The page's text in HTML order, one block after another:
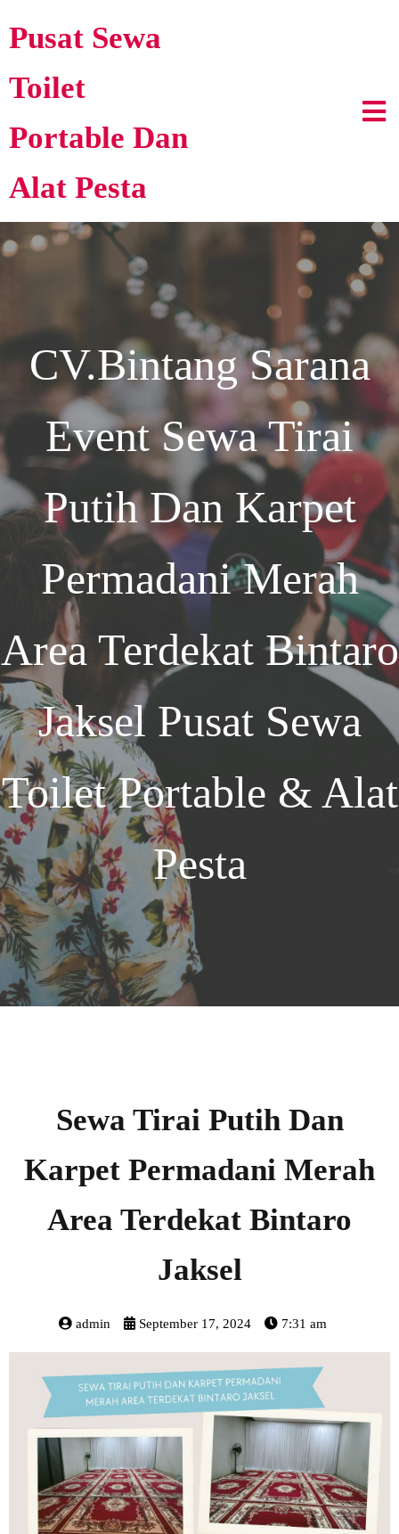
Pusat Sewa
Toilet
Portable Dan
Alat Pesta
CV.Bintang Sarana
EventSewa Tirai
Putih Dan Karpet
Permadani Merah
Area Terdekat Bintaro
JakselPusat Sewa
Toilet Portable & Alat
Pesta
Sewa Tirai Putih Dan
Karpet Permadani Merah
Area Terdekat Bintaro
Jaksel
admin September 17, 2024 7:31 am